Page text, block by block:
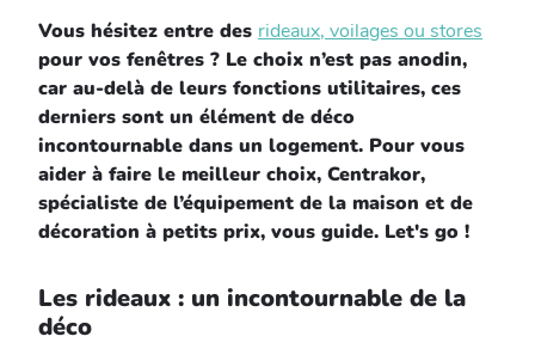
Jardin et plein air
Vous hésitez entre des rideaux, voilages ou stores
pour vos fenêtres ? Le choix n’est pas anodin,
car au-delà de leurs fonctions utilitaires, ces
derniers sont un élément de déco
incontournable dans un logement. Pour vous
aider à faire le meilleur choix, Centrakor,
spécialiste de l’équipement de la maison et de
décoration à petits prix, vous guide. Let's go !
Les rideaux : un incontournable de la
déco